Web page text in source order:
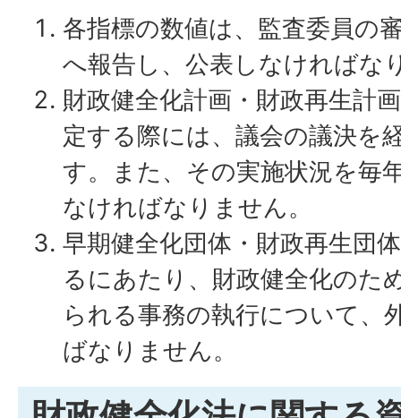
各指標の数値は、監査委員の
へ報告し、公表しなければな
財政健全化計画・財政再生計
定する際には、議会の議決を
す。また、その実施状況を毎
なければなりません。
早期健全化団体・財政再生団
るにあたり、財政健全化のた
られる事務の執行について、
ばなりません。